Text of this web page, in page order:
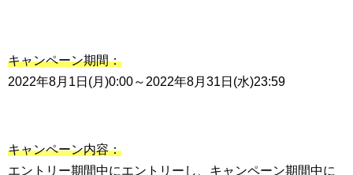
キャンペーン期間：
2022年8月1日(月)0:00～2022年8月31日(水)23:59
キャンペーン内容：
エントリー期間中にエントリーし、キャンペーン期間中に